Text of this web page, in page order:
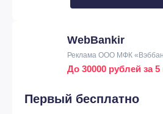
WebBankir
Реклама ООО МФК
До 30000 рублей за 5
Первый бесплатно